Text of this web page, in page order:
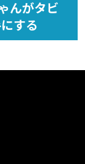
んがタビ
する